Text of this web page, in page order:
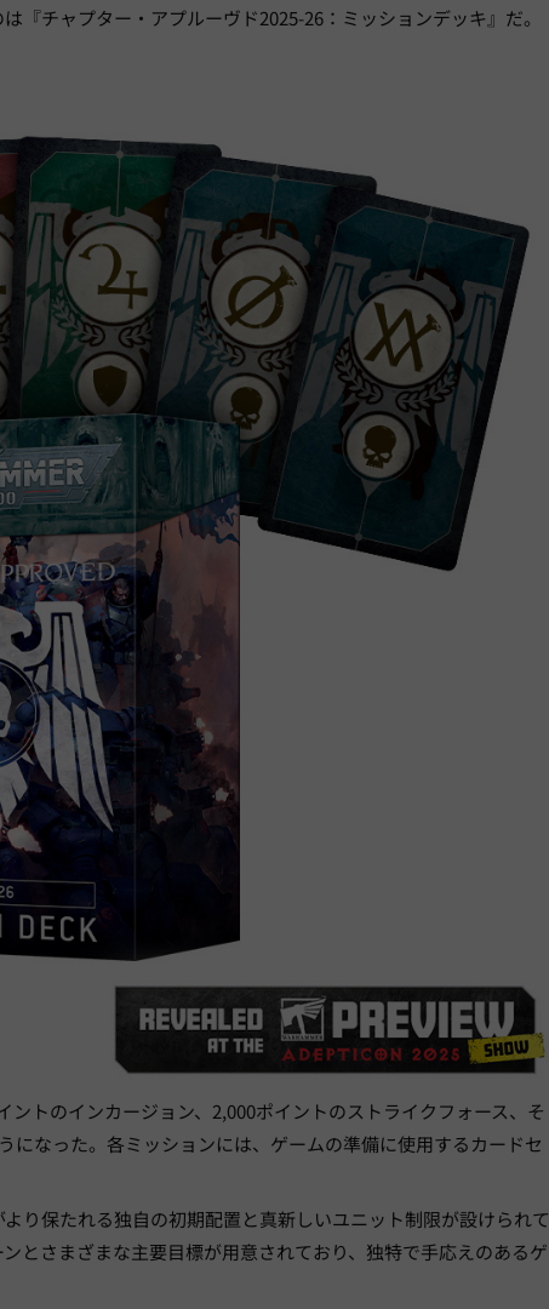
『チャプター・アプルーヴド2025-26：ミッションデッキ』だ。
トのインカージョン、2,000ポイントのストライクフォース、そ
になった。各ミッションには、ゲームの準備に使用するカードセ
り保たれる独自の初期配置と真新しいユニット制限が設けられて
とさまざまな主要目標が用意されており、独特で手応えのあるゲ